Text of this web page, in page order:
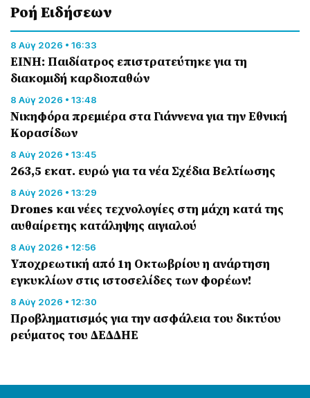
Ροή Eιδήσεων
8 Αύγ 2026 • 16:33
ΕΙΝΗ: Παιδίατρος επιστρατεύτηκε για τη
διακομιδή καρδιοπαθών
8 Αύγ 2026 • 13:48
Nικηφόρα πρεμιέρα στα Γιάννενα για την Εθνική
Κορασίδων
8 Αύγ 2026 • 13:45
263,5 εκατ. ευρώ για τα νέα Σχέδια Βελτίωσης
8 Αύγ 2026 • 13:29
Drones και νέες τεχνολογίες στη μάχη κατά της
αυθαίρετης κατάληψης αιγιαλού
8 Αύγ 2026 • 12:56
Υποχρεωτική από 1η Οκτωβρίου η ανάρτηση
εγκυκλίων στις ιστοσελίδες των φορέων!
8 Αύγ 2026 • 12:30
Προβληματισμός για την ασφάλεια του δικτύου
ρεύματος του ΔΕΔΔΗΕ